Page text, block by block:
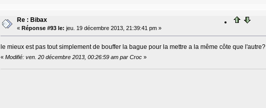
Re : Bibax
« Réponse #93 le: jeu. 19 décembre 2013, 21:39:41 pm »
le mieux est pas tout simplement de bouffer la bague pour la mettre a la même côte que l'autre?
« Modifié: ven. 20 décembre 2013, 00:26:59 am par Croc»